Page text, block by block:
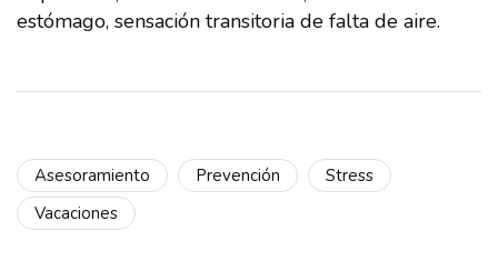
estómago, sensación transitoria de falta de aire.
Asesoramiento Prevención
Stress
Vacaciones